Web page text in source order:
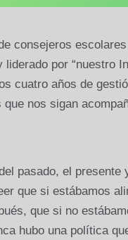
consejeros
por “nuestro
cuatro años de
nos sigan
pasado, el presente
que si estábamos
que si no
hubo una política